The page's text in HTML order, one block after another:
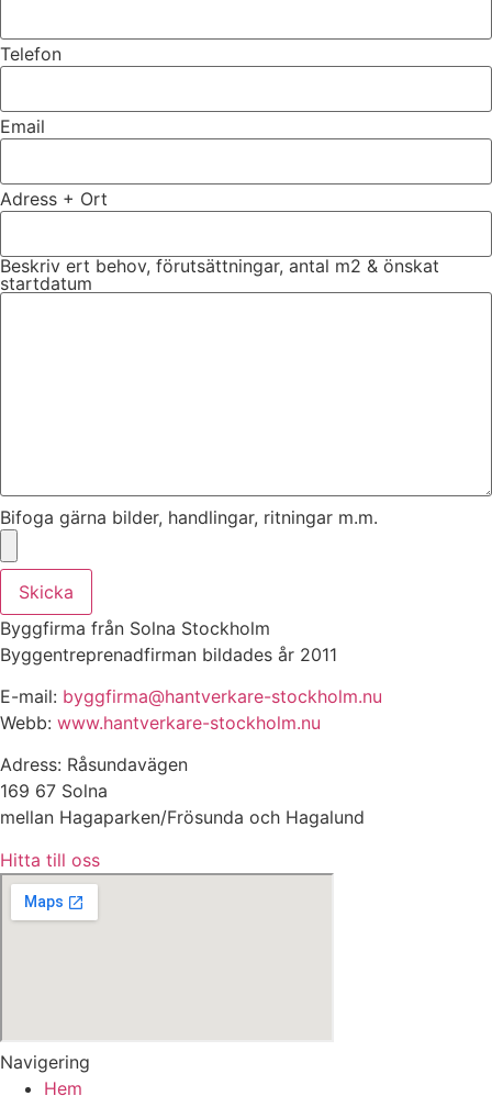
Telefon
Email
Adress + Ort
Beskriv ert behov, förutsättningar, antal m2 & önskat
startdatum
Bifoga gärna bilder, handlingar, ritningar m.m.
Skicka
Byggfirma från Solna Stockholm
Byggentreprenadfirman bildades år 2011
E-mail: byggfirma@hantverkare-stockholm.nu
Webb: www.hantverkare-stockholm.nu
Adress: Råsundavägen
169 67 Solna
mellan Hagaparken/Frösunda och Hagalund
Hitta till oss
Navigering
Hem